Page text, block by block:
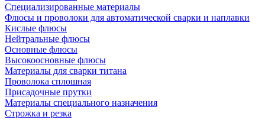
Специализированные материалы
Флюсы и проволоки для автоматической сварки и наплавки
Кислые флюсы
Нейтральные флюсы
Основные флюсы
Высокоосновные флюсы
Материалы для сварки титана
Проволока сплошная
Присадочные прутки
Материалы специального назначения
Строжка и резка